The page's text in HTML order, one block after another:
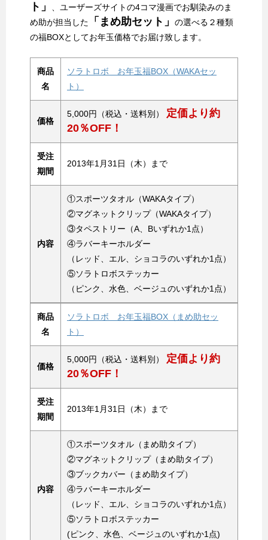
ト」
、ユーザーズサイトの4コマ漫画でお馴染みのま
め助が担当した
「まめ助セット」
の選べる２種類
の福BOXとしてお年玉価格でお届け致します。
商品
名
ソラトロボ お年玉福BOX（WAKAセッ
ト）
価格
5,000円（税込・送料別） 定価より約
20％OFF！
受注
期間
2013年1月31日（木）まで
内容
①スポーツタオル（WAKAタイプ）
②マグネットクリップ（WAKAタイプ）
③タペストリー（A、Bいずれか1点）
④ラバーキーホルダー
（レッド、エル、ショコラのいずれか1点）
⑤ソラトロボステッカー
（ピンク、水色、ベージュのいずれか1点）
商品
名
ソラトロボ お年玉福BOX（まめ助セッ
ト）
価格
5,000円（税込・送料別） 定価より約
20％OFF！
受注
期間
2013年1月31日（木）まで
内容
①スポーツタオル（まめ助タイプ）
②マグネットクリップ（まめ助タイプ）
③ブックカバー（まめ助タイプ）
④ラバーキーホルダー
（レッド、エル、ショコラのいずれか1点）
⑤ソラトロボステッカー
(ピンク、水色、ベージュのいずれか1点)